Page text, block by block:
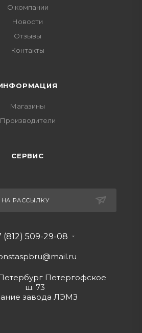
О компании
Новости
Отзывы
Контакты
Магазины
Производители
СЕРВИС
РАССЫЛКУ
(812) 509-29-08
@mail.ru
Петергофское
ш. 73
завода ЛЭМЗ